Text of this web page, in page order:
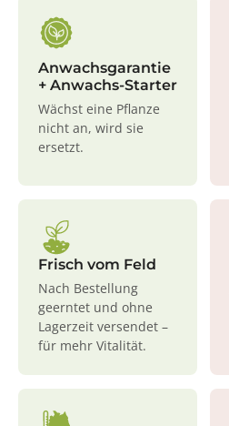
Anwachsgarantie
+ Anwachs-Starter
Wächst eine Pflanze
nicht an, wird sie
ersetzt.
Frisch vom Feld
Nach Bestellung
geerntet und ohne
Lagerzeit versendet –
für mehr Vitalität.